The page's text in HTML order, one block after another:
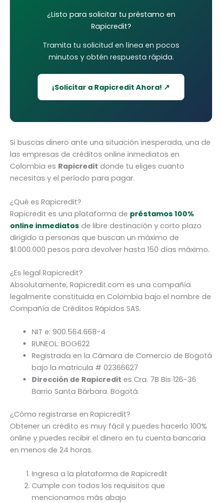
¿Listo para solicitar tu préstamo en
Rapicredit?
Tramita tu solicitud en línea en pocos
minutos y obtén respuesta rápida.
¡Solicitar a Rapicredit Ahora! ↗
Si buscas dinero ante una situación inesperada, una de
las empresas de créditos online inmediatos en
Colombia es Rapicredit donde tu eliges cuanto
necesitas y el período para pagar.
¿Qué es Rapicredit?
Rapicredit es una plataforma de préstamos 100%
online inmediatos de libre destinación y corto plazo
dirigido a personas que buscan un máximo de
$1.000.000 pesos para devolver hasta 150 días máximo.
¿Es legal Rapicredit?
Absolutamente, Rapicredit.com es una compañía
legalmente constituida en Colombia bajo el nombre de
Compañía de Créditos Rápidos SAS.
NIT e: 900.564.668-4
RUNEOL: BOG622
Registrada en la Cámara de Comercio de Bogotá
bajo la matricula # 02366627
Dirección de Rapicredit es Cra. 7B Bis 126-36
Barrio Santa Bárbara. Bogotá.
¿Cómo registrarse en Rapicredit?
Obtener un crédito es muy fácil y puedes hacerlo 100%
online y puedes recibir el dinero en tu cuenta bancaria
en menos de 24 horas.
Ingresa a la plataforma de Rapicredit
Cumple con todos los requisitos que
mencionamos más abajo